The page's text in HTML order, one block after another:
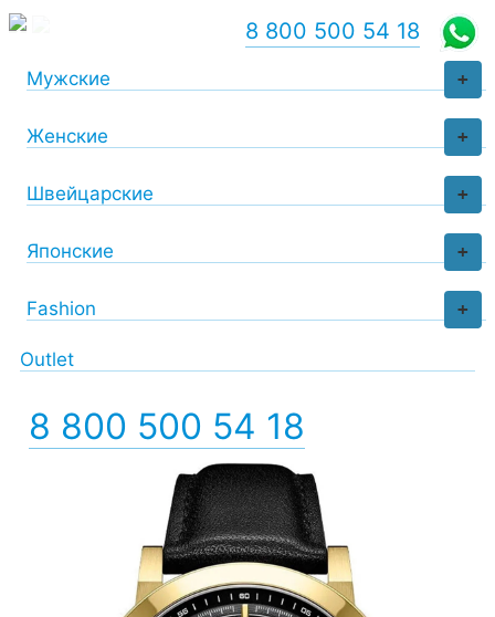
+
Мужские
+
Женские
+
Швейцарские
+
Японские
+
Fashion
Outlet
8 800 500 54 18
8 800 500 54 18